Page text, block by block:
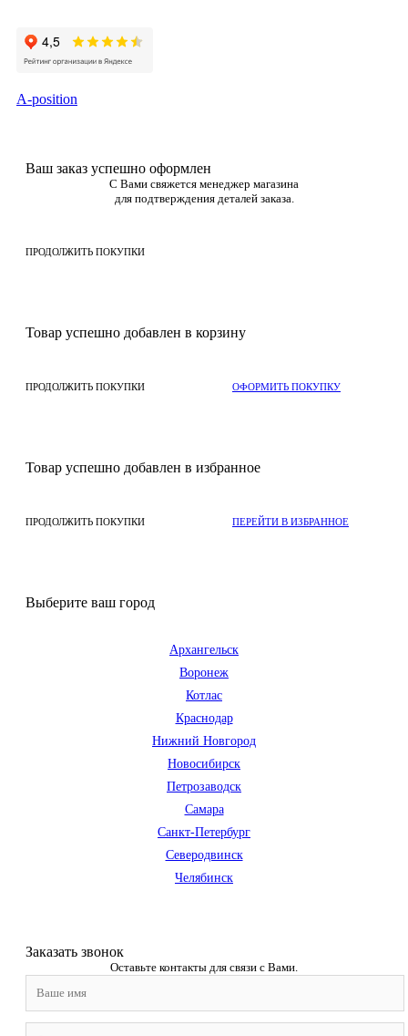
A-position
Ваш заказ успешно оформлен
С Вами свяжется менеджер магазина
для подтверждения деталей заказа.
ПРОДОЛЖИТЬ ПОКУПКИ
Товар успешно добавлен в корзину
ПРОДОЛЖИТЬ ПОКУПКИ ОФОРМИТЬ ПОКУПКУ
Товар успешно добавлен в избранное
ПРОДОЛЖИТЬ ПОКУПКИ ПЕРЕЙТИ В ИЗБРАННОЕ
Выберите ваш город
Архангельск
Воронеж
Котлас
Краснодар
Нижний Новгород
Новосибирск
Петрозаводск
Самара
Санкт-Петербург
Северодвинск
Челябинск
Заказать звонoк
Оставьте контакты для связи с Вами.